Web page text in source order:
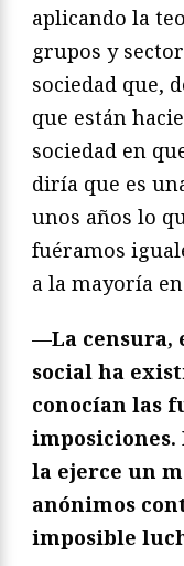
aplicando la
grupos y
sociedad que,
que están
sociedad en
diría que es
unos años lo
fuéramos
a la mayoría
—La censura,
social ha
conocían las
imposiciones.
la ejerce un
anónimos
imposible